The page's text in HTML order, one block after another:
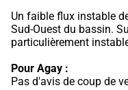
Un faible flux instable
Sud-Ouest du bassin.
particulièrement
Pour Agay :
Pas d'avis de coup de